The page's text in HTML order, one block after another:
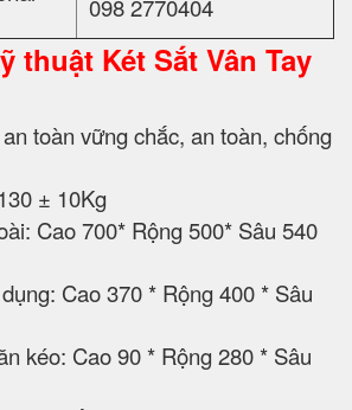
098 2770404
thuật Két Sắt Vân Tay
toàn vững chắc, an toàn, chống
± 10Kg
Cao 700* Rộng 500* Sâu 540
Cao 370 * Rộng 400 * Sâu
kéo: Cao 90 * Rộng 280 * Sâu